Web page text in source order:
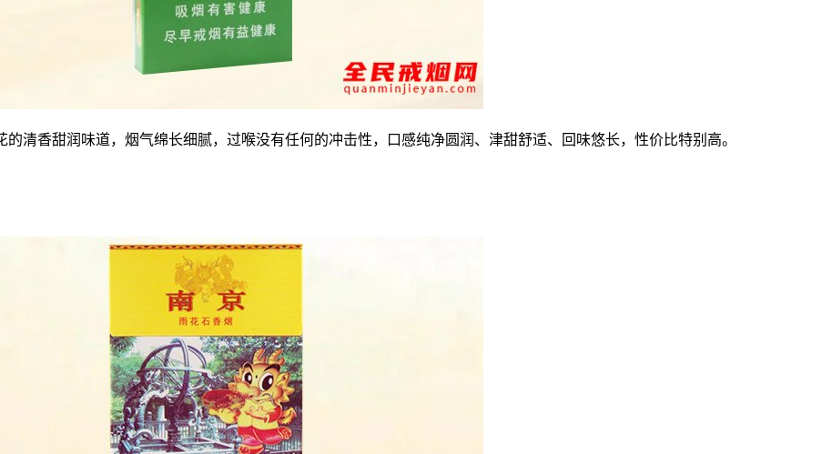
清香甜润味道，烟气绵长细腻，过喉没有任何的冲击性，口感纯净圆润、津甜舒适、回味悠长，性价比特别高。